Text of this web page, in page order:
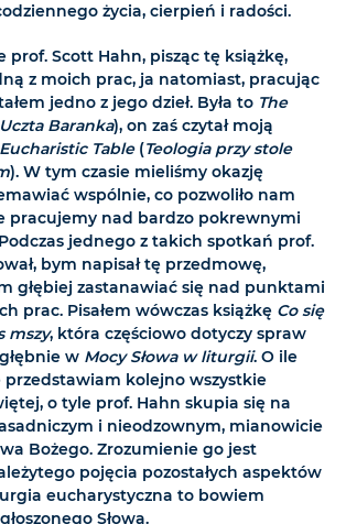
życia, cierpień i radości.
prof. Scott Hahn, pisząc tę książkę,
z moich prac, ja natomiast, pracując
jedno z jego dzieł. Była to The
Uczta Baranka), on zaś czytał moją
Table (Teologia przy stole
). W tym czasie mieliśmy okazję
wspólnie, co pozwoliło nam
pracujemy nad bardzo pokrewnymi
jednego z takich spotkań prof.
bym napisał tę przedmowę,
głębiej zastanawiać się nad punktami
prac. Pisałem wówczas książkę Co się
mszy, która częściowo dotyczy spraw
w Mocy Słowa w liturgii. O ile
przedstawiam kolejno wszystkie
o tyle prof. Hahn skupia się na
i nieodzownym, mianowicie
Bożego. Zrozumienie go jest
pojęcia pozostałych aspektów
eucharystyczna to bowiem
Słowa.